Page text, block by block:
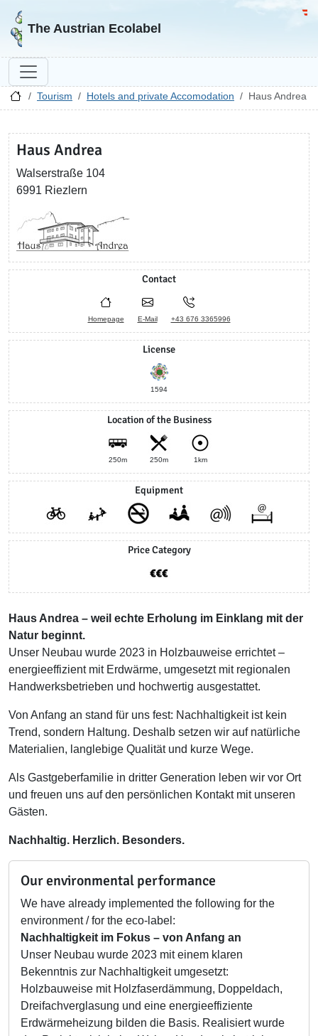
Go to homepage
The Austrian Ecolabel
Tourism Hotels and private Accomodation Haus Andrea
Haus Andrea
Walserstraße 104
6991 Riezlern
Contact
Homepage E-Mail +43 676 3365996
License
1594
Location of the Business
250m 250m 1km
Equipment
Price Category
Haus Andrea – weil echte Erholung im Einklang mit der
Natur beginnt.
Unser Neubau wurde 2023 in Holzbauweise errichtet –
energieeffizient mit Erdwärme, umgesetzt mit regionalen
Handwerksbetrieben und hochwertig ausgestattet.
Von Anfang an stand für uns fest: Nachhaltigkeit ist kein
Trend, sondern Haltung. Deshalb setzen wir auf natürliche
Materialien, langlebige Qualität und kurze Wege.
Als Gastgeberfamilie in dritter Generation leben wir vor Ort
und freuen uns auf den persönlichen Kontakt mit unseren
Gästen.
Nachhaltig. Herzlich. Besonders.
Our environmental performance
We have already implemented the following for the
environment / for the eco-label:
Nachhaltigkeit im Fokus – von Anfang an
Unser Neubau wurde 2023 mit einem klaren
Bekenntnis zur Nachhaltigkeit umgesetzt:
Holzbauweise mit Holzfaserdämmung, Doppeldach,
Dreifachverglasung und eine energieeffiziente
Erdwärmeheizung bilden die Basis. Realisiert wurde